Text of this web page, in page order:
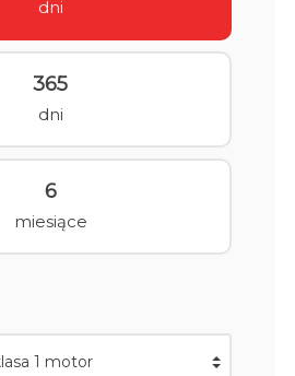
dni
365
dni
6
miesiące